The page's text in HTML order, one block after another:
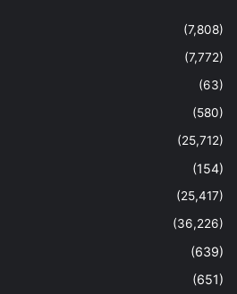
(7,808)
(7,772)
(63)
(580)
(25,712)
(154)
(25,417)
(36,226)
(639)
(651)